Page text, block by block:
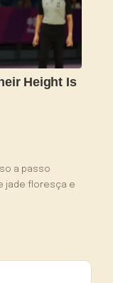
a passo
jade floresça e